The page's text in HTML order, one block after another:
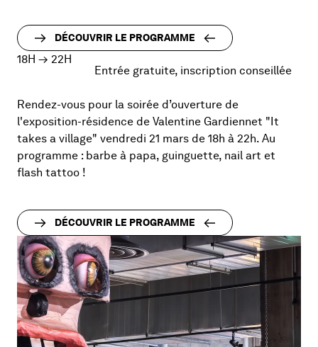
DÉCOUVRIR LE PROGRAMME
18H → 22H
Entrée gratuite, inscription conseillée
Rendez-vous pour la soirée d’ouverture de
l'exposition-résidence de Valentine Gardiennet "It
takes a village" vendredi 21 mars de 18h à 22h. Au
programme : barbe à papa, guinguette, nail art et
flash tattoo !
DÉCOUVRIR LE PROGRAMME